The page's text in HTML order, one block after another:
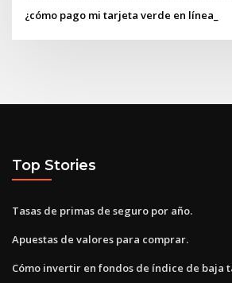
¿cómo pago mi tarjeta verde en línea_
Top Stories
Tasas de primas de seguro por año.
Apuestas de valores para comprar.
Cómo invertir en fondos de índice de baja